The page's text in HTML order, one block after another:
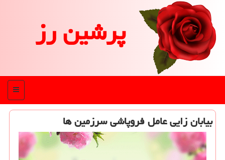
پرشین رز
منو
بیابان زایی عامل فروپاشی سرزمین ها